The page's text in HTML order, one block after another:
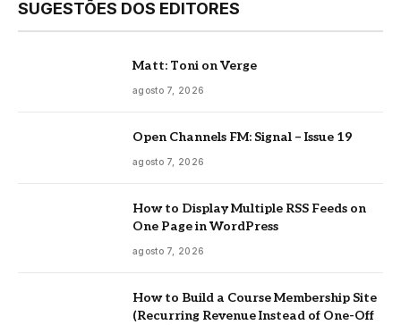
SUGESTÕES DOS EDITORES
Matt: Toni on Verge
agosto 7, 2026
Open Channels FM: Signal – Issue 19
agosto 7, 2026
How to Display Multiple RSS Feeds on
One Page in WordPress
agosto 7, 2026
How to Build a Course Membership Site
(Recurring Revenue Instead of One-Off